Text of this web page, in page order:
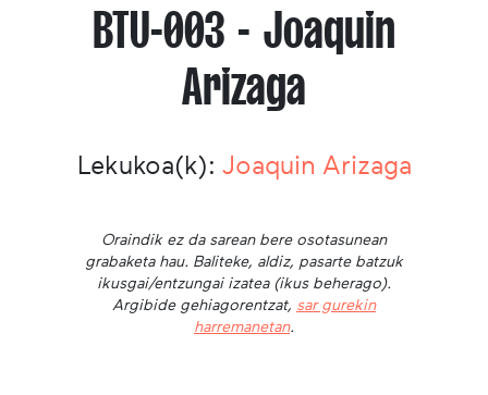
BTU-003 - Joaquin
Arizaga
Lekukoa(k): Joaquin Arizaga
Oraindik ez da sarean bere osotasunean
grabaketa hau. Baliteke, aldiz, pasarte batzuk
ikusgai/entzungai izatea (ikus beherago).
Argibide gehiagorentzat, sar gurekin
harremanetan.